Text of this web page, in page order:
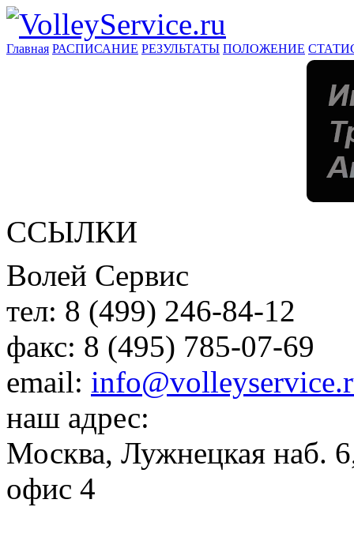
Главная РАСПИСАНИЕ РЕЗУЛЬТАТЫ ПОЛОЖЕНИЕ
ССЫЛКИ
Волей Сервис
тел: 8 (499) 246-84-12
факс: 8 (495) 785-07-69
email:
наш адрес:
Москва, Лужнецкая наб.
офис 4